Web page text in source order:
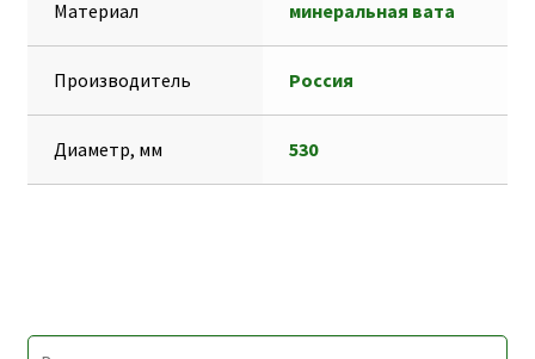
Материал минеральная вата
Производитель Россия
Диаметр, мм 530